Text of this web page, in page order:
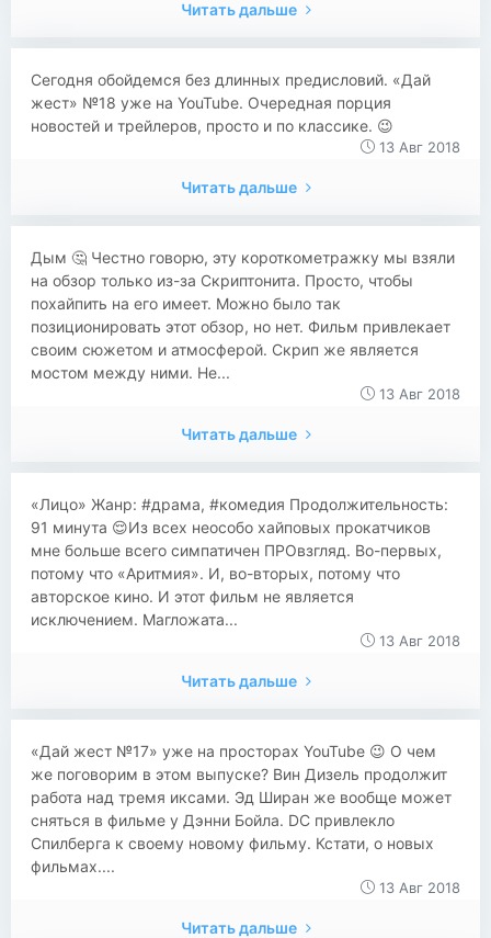
Читать дальше
Сегодня обойдемся без длинных предисловий. «Дай
жест» №18 уже на YouTube. Очередная порция
новостей и трейлеров, просто и по классике. 😉
13 Авг 2018
Читать дальше
Дым 🤔 Честно говорю, эту короткометражку мы взяли
на обзор только из-за Скриптонита. Просто, чтобы
похайпить на его имеет. Можно было так
позиционировать этот обзор, но нет. Фильм привлекает
своим сюжетом и атмосферой. Скрип же является
мостом между ними. Не...
13 Авг 2018
Читать дальше
«Лицо» Жанр: #драма, #комедия Продолжительность:
91 минута 😌Из всех неособо хайповых прокатчиков
мне больше всего симпатичен ПРОвзгляд. Во-первых,
потому что «Аритмия». И, во-вторых, потому что
авторское кино. И этот фильм не является
исключением. Магложата...
13 Авг 2018
Читать дальше
«Дай жест №17» уже на просторах YouTube 😉 О чем
же поговорим в этом выпуске? Вин Дизель продолжит
работа над тремя иксами. Эд Ширан же вообще может
сняться в фильме у Дэнни Бойла. DC привлекло
Спилберга к своему новому фильму. Кстати, о новых
фильмах....
13 Авг 2018
Читать дальше